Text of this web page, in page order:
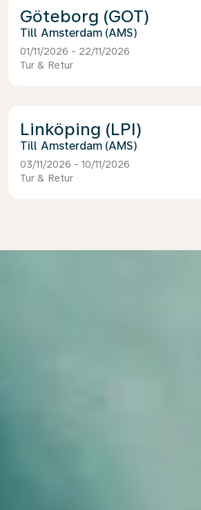
Göteborg (GOT)
Amsterdam (AMS)
01/11/2026 - 22/11/2026
Tur & Retur
Linköping (LPI)
Amsterdam (AMS)
03/11/2026 - 10/11/2026
Tur & Retur